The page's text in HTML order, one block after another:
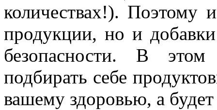
количествах!). Поэтому
продукции, но и
безопасности. В
подбирать себе
вашему здоровью, а